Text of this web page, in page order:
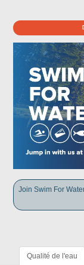
Join Swim For
Qualité de l'eau